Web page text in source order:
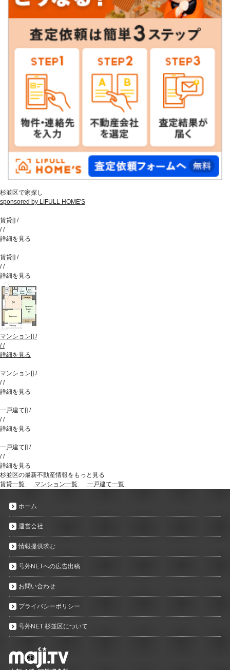
杉並区で家探し
sponsored by LIFULL HOME'S
賃貸[] /
//
詳細を見る
賃貸[] /
//
詳細を見る
マンション [] /
//
詳細を見る
マンション [] /
//
詳細を見る
一戸建て [] /
//
詳細を見る
一戸建て [] /
//
詳細を見る
杉並区の最新不動産情報をもっと見る
賃貸一覧
マンション一覧 一戸建て一覧
ホーム
運営会社
情報提供求む
号外NETへの広告出稿
お問い合わせ
プライバシーポリシー
号外NET 杉並区について